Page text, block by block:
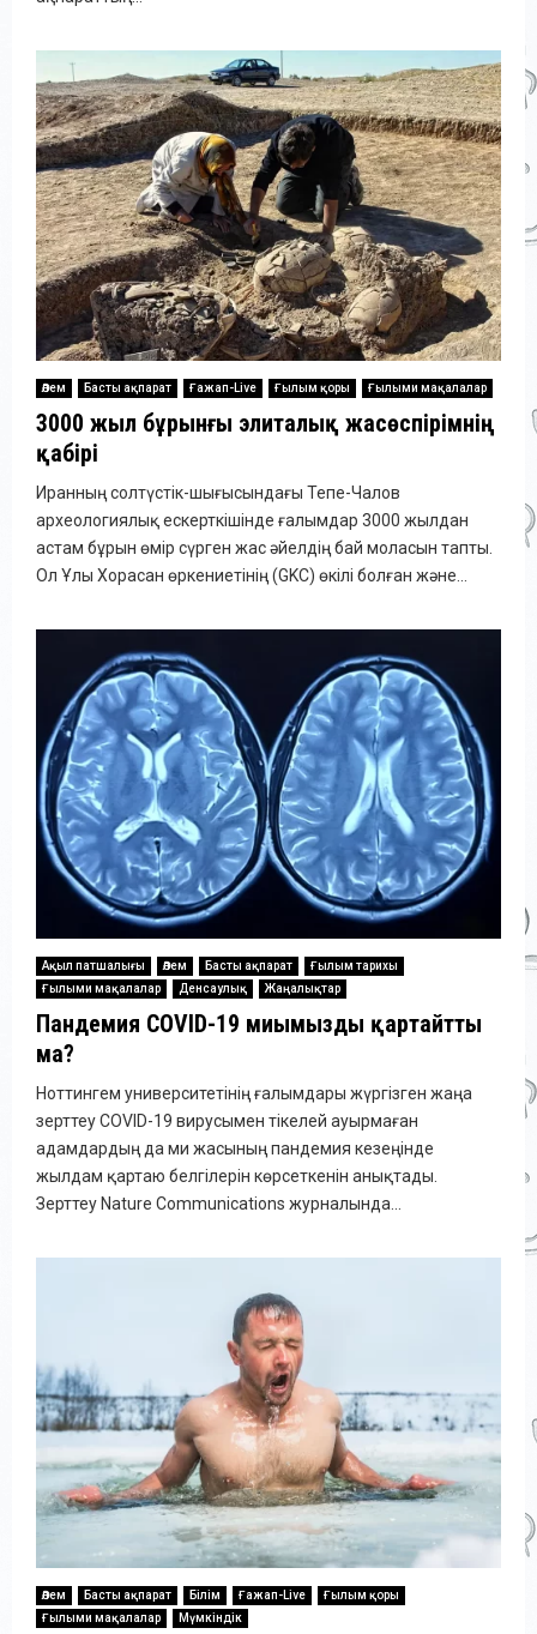
Әлем Басты ақпарат Ғажап-Live Ғылым қоры Ғылыми мақалалар
3000 жыл бұрынғы элиталық жасөспірімнің
қабірі
Иранның солтүстік-шығысындағы Тепе-Чалов
археологиялық ескерткішінде ғалымдар 3000 жылдан
астам бұрын өмір сүрген жас әйелдің бай моласын тапты.
Ол Ұлы Хорасан өркениетінің (GKC) өкілі болған және...
Ақыл патшалығы Әлем Басты ақпарат
Ғылым тарихы
Ғылыми мақалалар
Денсаулық Жаңалықтар
Пандемия COVID-19 миымызды қартайтты
ма?
Ноттингем университетінің ғалымдары жүргізген жаңа
зерттеу COVID-19 вирусымен тікелей ауырмаған
адамдардың да ми жасының пандемия кезеңінде
жылдам қартаю белгілерін көрсеткенін анықтады.
Зерттеу Nature Communications журналында...
Әлем Басты ақпарат Білім Ғажап-Live
Ғылым қоры
Ғылыми мақалалар
Мүмкіндік